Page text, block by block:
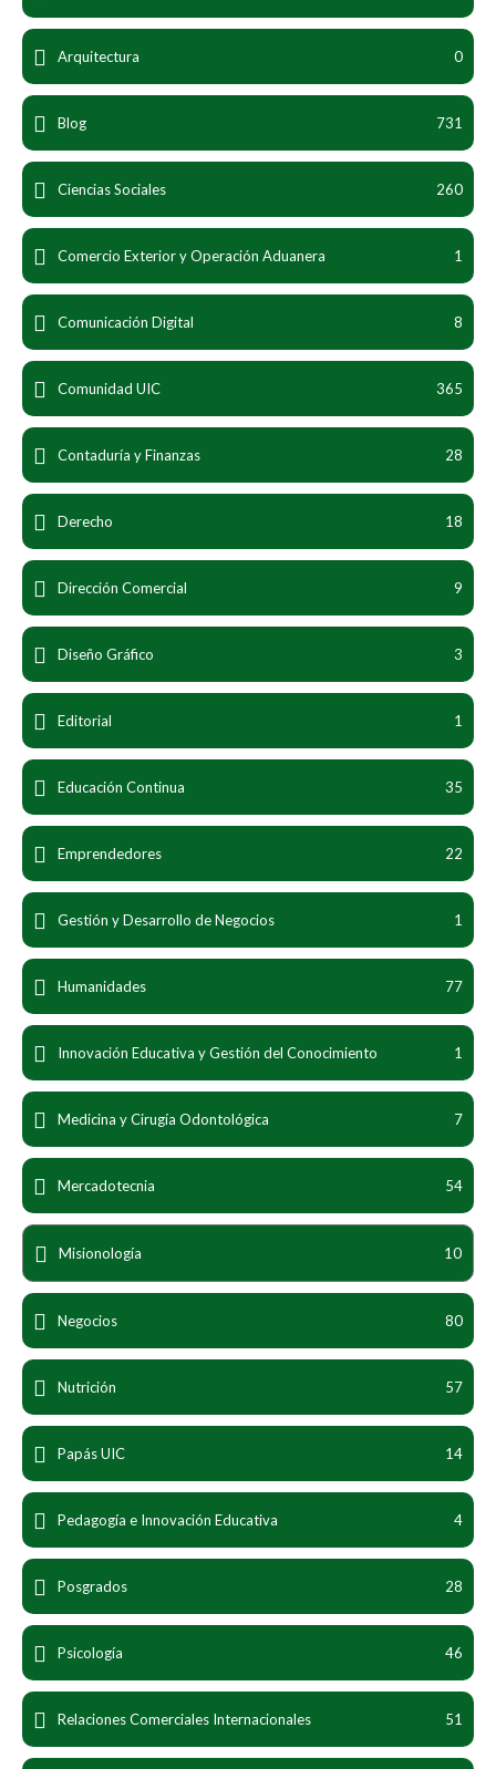
Arquitectura 0
Blog 731
Ciencias Sociales 260
Comercio Exterior y Operación Aduanera 1
Comunicación Digital 8
Comunidad UIC 365
Contaduría y Finanzas 28
Derecho 18
Dirección Comercial 9
Diseño Gráfico 3
Editorial 1
Educación Continua 35
Emprendedores 22
Gestión y Desarrollo de Negocios 1
Humanidades 77
Innovación Educativa y Gestión del Conocimiento 1
Medicina y Cirugía Odontológica 7
Mercadotecnia 54
Misionología 10
Negocios 80
Nutrición 57
Papás UIC 14
Pedagogía e Innovación Educativa 4
Posgrados 28
Psicología 46
Relaciones Comerciales Internacionales 51